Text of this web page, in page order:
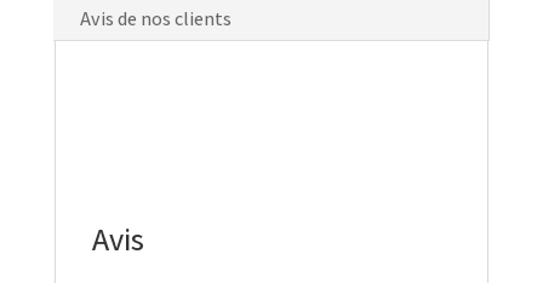
Avis de nos clients
Avis